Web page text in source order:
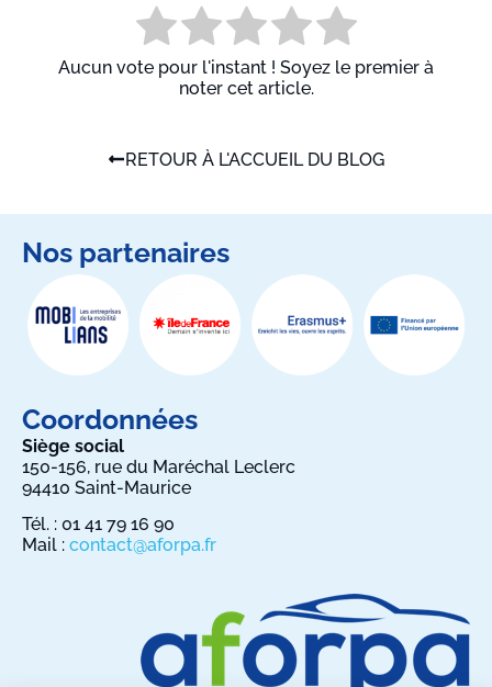
Aucun vote pour l'instant ! Soyez le premier à
noter cet article.
RETOUR À L'ACCUEIL DU BLOG
Nos partenaires
Coordonnées
Siège social
150-156, rue du Maréchal Leclerc
94410 Saint-Maurice
Tél. : 01 41 79 16 90
Mail : contact@aforpa.fr